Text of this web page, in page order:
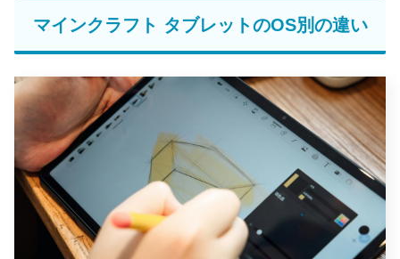
マインクラフト タブレットのOS別の違い